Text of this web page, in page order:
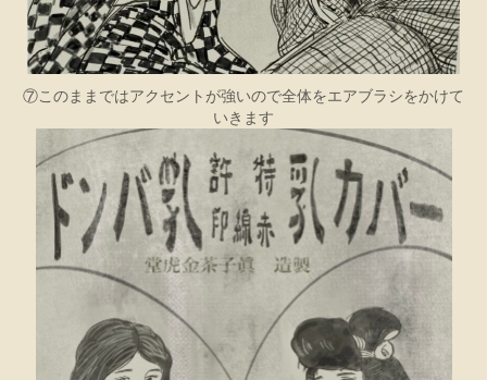
⑦このままではアクセントが強いので全体をエアブラシをかけて
いきます